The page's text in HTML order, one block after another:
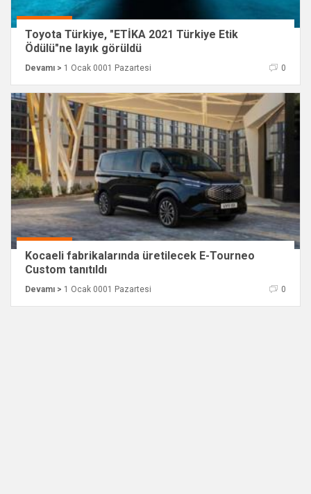
Toyota Türkiye, "ETİKA 2021 Türkiye Etik
Ödülü"ne layık görüldü
Devamı > 1 Ocak 0001 Pazartesi 0
Kocaeli fabrikalarında üretilecek E-Tourneo
Custom tanıtıldı
Devamı > 1 Ocak 0001 Pazartesi 0